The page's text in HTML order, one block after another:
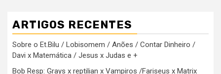
ARTIGOS RECENTES
Sobre o Et.Bilu / Lobisomem / Anões / Contar Dinheiro /
Davi x Matemática / Jesus x Judas e +
Bob Resp: Grays x reptilian x Vampiros /Fariseus x Matrix